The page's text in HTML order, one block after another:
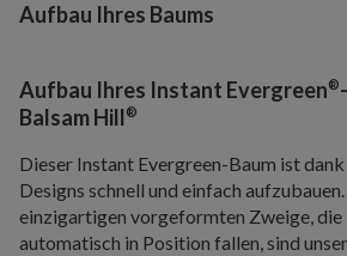
Aufbau Ihres Baums
Aufbau Ihres Instant Evergreen®
Balsam Hill®
Dieser Instant Evergreen-Baum ist
Designs schnell und einfach
einzigartigen vorgeformten Zweige,
automatisch in Position fallen, sind